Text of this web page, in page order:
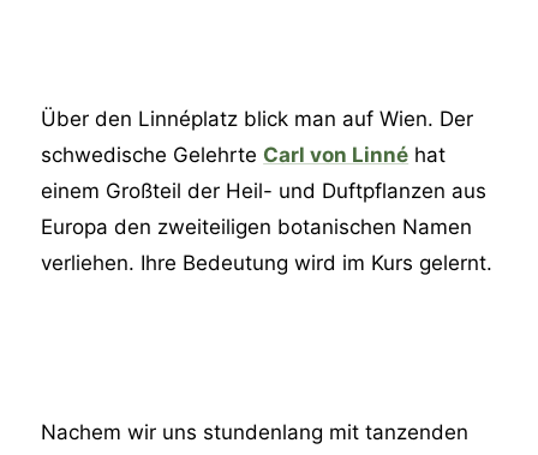
Über den Linnéplatz blick man auf Wien. Der
schwedische Gelehrte Carl von Linné hat
einem Großteil der Heil- und Duftpflanzen aus
Europa den zweiteiligen botanischen Namen
verliehen. Ihre Bedeutung wird im Kurs gelernt.
Nachem wir uns stundenlang mit tanzenden